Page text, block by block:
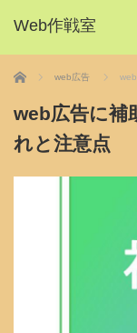
Web作戦室
ホーム web広告
web広告に補
れと注意点